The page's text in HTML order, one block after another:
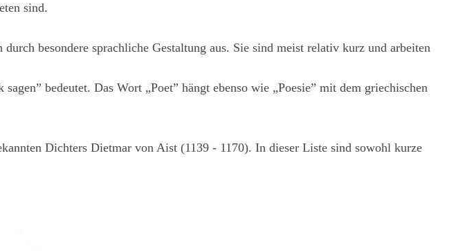
sind.
besondere sprachliche Gestaltung aus. Sie sind meist relativ kurz und arbeiten
bedeutet. Das Wort „Poet” hängt ebenso wie „Poesie” mit dem griechischen
Dichters Dietmar von Aist (1139 - 1170). In dieser Liste sind sowohl kurze